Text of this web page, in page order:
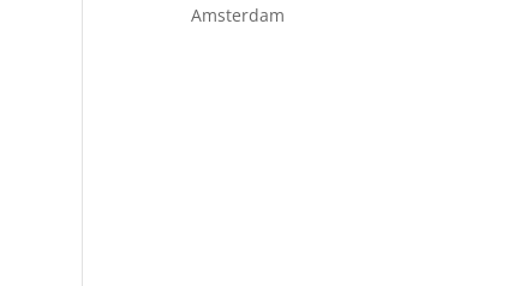
Amsterdam